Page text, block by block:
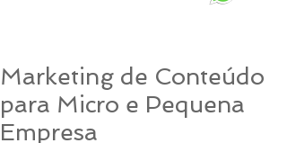
Marketing de Conteúdo
para Micro e Pequena
Empresa